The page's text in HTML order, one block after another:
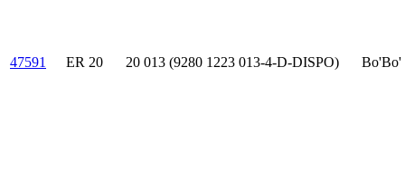
47591 ER 20 20 013 (9280 1223 013-4-D-DISPO) Bo'Bo'